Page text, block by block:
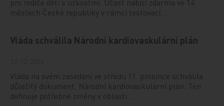
městech České republiky v rámci testovací…
Vláda schválila Národní kardiovaskulární plán
Vláda na svém zasedání ve středu 11. prosince schválila
důležitý dokument, Národní kardiovaskulární plán. Ten
definuje potřebné změny v oblasti…